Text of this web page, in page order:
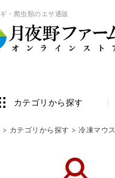
・爬虫類のエサ通販
カテゴリから探す
カテゴリから探す 冷凍マウス